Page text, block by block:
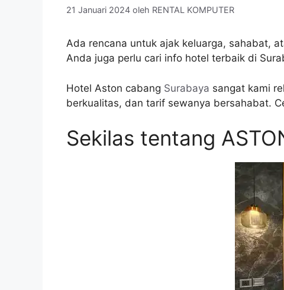
21 Januari 2024 oleh RENTAL KOMPUTER
Ada rencana untuk ajak keluarga, sahabat,
Anda juga perlu cari info hotel terbaik di
Hotel Aston cabang Surabaya sangat kami
berkualitas, dan tarif sewanya bersahabat.
Sekilas tentang